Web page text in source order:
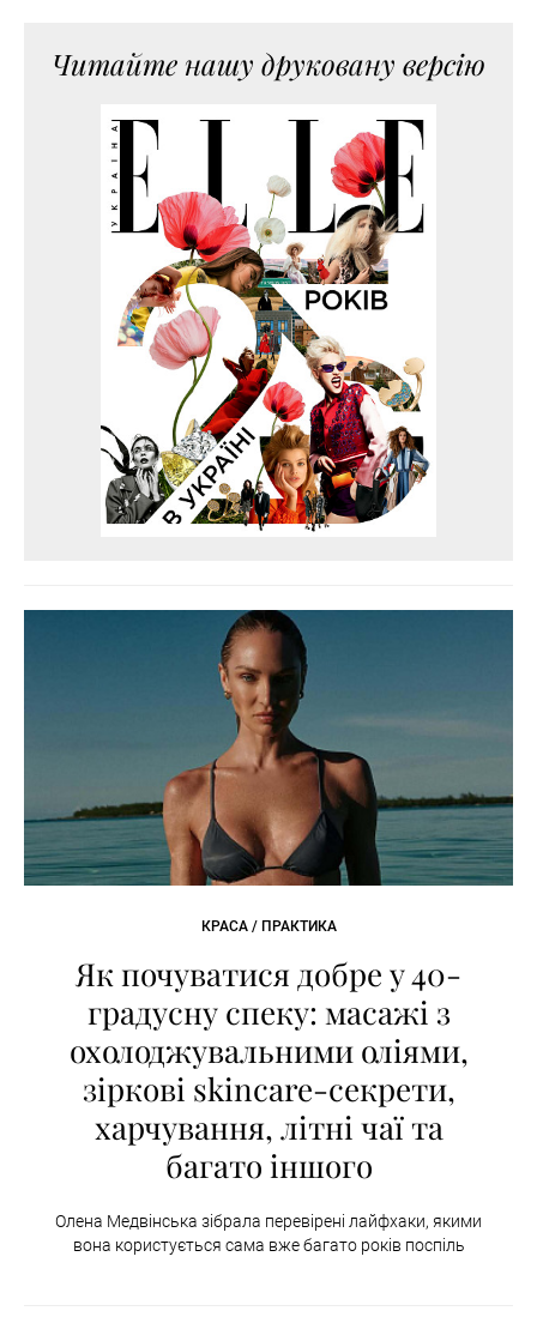
Читайте нашу друковану версію
КРАСА / ПРАКТИКА
Як почуватися добре у 40-
градусну спеку: масажі з
охолоджувальними оліями,
зіркові skincare-секрети,
харчування, літні чаї та
багато іншого
Олена Медвінська зібрала перевірені лайфхаки, якими
вона користується сама вже багато років поспіль